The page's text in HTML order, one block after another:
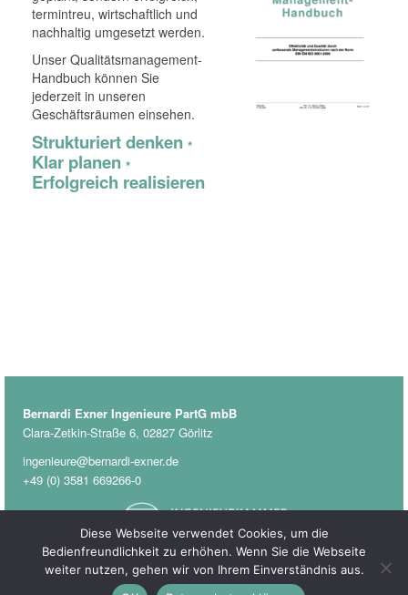
termintreu, wirtschaftlich und
nachhaltig umgesetzt werden.
Unser Qualitätsmanagement-
Handbuch können Sie
jederzeit in unseren
Geschäftsräumen einsehen.
Strukturiert denken *
Klar planen *
Erfolgreich realisieren
Bernardi Exner Ingenieure PartG mbB
Clara-Zetkin-Straße 6, 02827 Görlitz
ingenieure@bernardi-exner.de
+49 (0) 3581 669266-0
© Bernardi Exner Ingenieure PartG mbB 2026
Diese Webseite verwendet Cookies, um die
Bedienfreundlichkeit zu erhöhen. Wenn Sie die Webseite
weiter nutzen, gehen wir von Ihrem Einverständnis aus.